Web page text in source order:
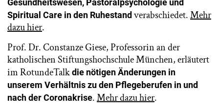
Gesundheitswesen, Pastoralpsychologie und
Spiritual Care inden Ruhestandverabschiedet.Mehr
dazu hier.
Prof. Dr. Constanze Giese, Professorin an der
katholischen Stiftungshochschule München, erläutert
im RotundeTalkdie nötigen Änderungen in
unserem Verhältnis zu den Pflegeberufen in und
nach der Coronakrise.Mehr dazu hier.